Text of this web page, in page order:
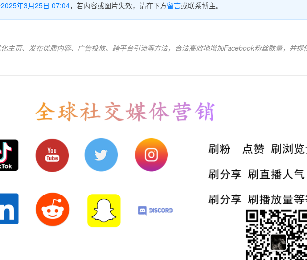
2025年3月25日 07:04，若内容或图片失效，请在下方留言或联系博主。
主页、发布优质内容、广告投放、跨平台引流等方法，合法高效地增加Facebook粉丝数量，并提